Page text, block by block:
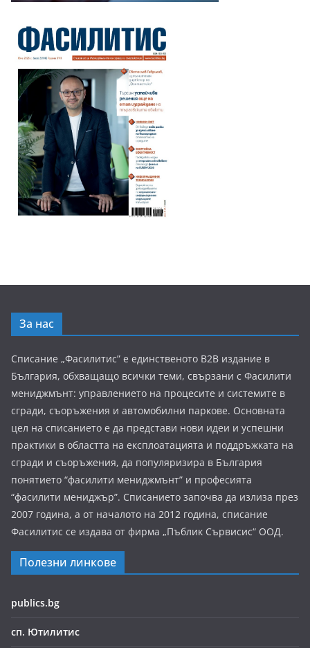
За нас
Списание „Фасилитис” е единственото B2B издание в
България, обхващащо всички теми, свързани с Фасилити
мениджмънт: управлението на процесите и системите в
сгради, съоръжения и автомобилни паркове. Основната
цел на списанието е да представи нови идеи и успешни
практики в областта на експлоатацията и поддръжката на
сгради и съоръжения, да популяризира в България
понятието “фасилити мениджмънт” и професията
“фасилити мениджър”. Списанието започва да излиза през
2007 година, а от началото на 2012 година, списание
Фасилитис се издава от фирма „Пъблик Сървисис“ ООД.
Полезни линкове
publics.bg
сп. Ютилитис